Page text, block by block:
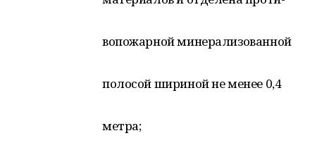
вопожарной минерализованной
полосой шириной не менее 0,4
метра;